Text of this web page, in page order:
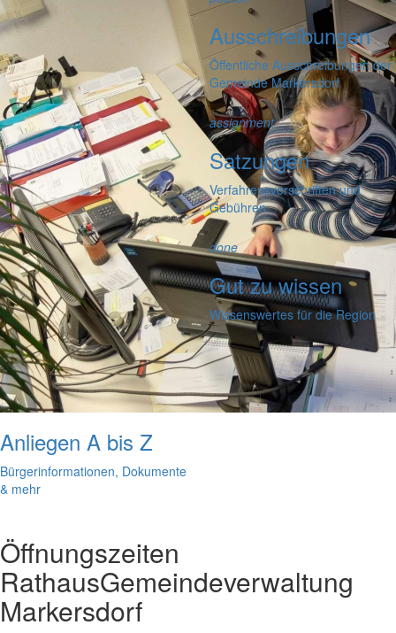
Anliegen A bis Z
Bürgerinformationen, Dokumente
& mehr
Ausschreibungen
Öffentliche Ausschreibungen der
Gemeinde Markersdorf
assignment
Satzungen
Verfahrensvorschriften und
Gebühren
done
Gut zu wissen
Wissenswertes für die Region
Öffnungszeiten
RathausGemeindeverwaltung
Markersdorf